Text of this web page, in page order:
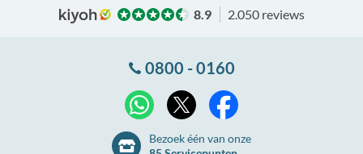
8.9 2.050 reviews
0800 - 0160
WhatsApp
Bezoek één van onze